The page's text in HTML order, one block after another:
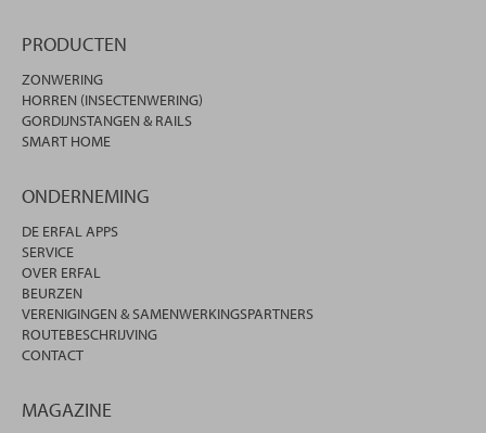
PRODUCTEN
ZONWERING
HORREN (INSECTENWERING)
GORDIJNSTANGEN & RAILS
SMART HOME
ONDERNEMING
DE ERFAL APPS
SERVICE
OVER ERFAL
BEURZEN
VERENIGINGEN & SAMENWERKINGSPARTNERS
ROUTEBESCHRIJVING
CONTACT
MAGAZINE